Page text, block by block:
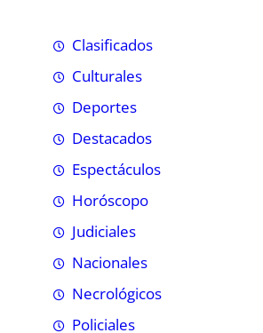
Clasificados
Culturales
Deportes
Destacados
Espectáculos
Horóscopo
Judiciales
Nacionales
Necrológicos
Policiales